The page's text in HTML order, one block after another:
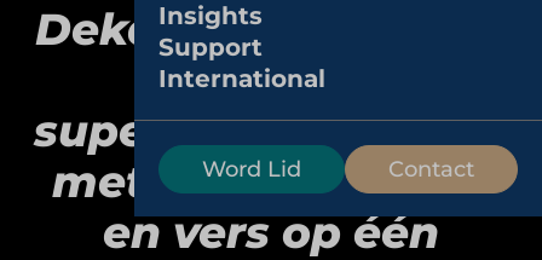
Insights
Support
International
Word Lid Contact
DekaMarkt World of
Food:
supermarktbeleving
met vakmanschap
en vers op één